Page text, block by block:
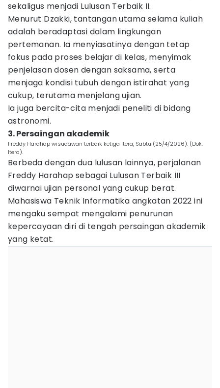
sekaligus menjadi Lulusan Terbaik II.
Menurut Dzakki, tantangan utama selama kuliah
adalah beradaptasi dalam lingkungan
pertemanan. Ia menyiasatinya dengan tetap
fokus pada proses belajar di kelas, menyimak
penjelasan dosen dengan saksama, serta
menjaga kondisi tubuh dengan istirahat yang
cukup, terutama menjelang ujian.
Ia juga bercita-cita menjadi peneliti di bidang
astronomi.
3. Persaingan akademik
Freddy Harahap wisudawan terbaik ketiga Itera, Sabtu (25/4/2026). (Dok.
Itera).
Berbeda dengan dua lulusan lainnya, perjalanan
Freddy Harahap sebagai Lulusan Terbaik III
diwarnai ujian personal yang cukup berat.
Mahasiswa Teknik Informatika angkatan 2022 ini
mengaku sempat mengalami penurunan
kepercayaan diri di tengah persaingan akademik
yang ketat.